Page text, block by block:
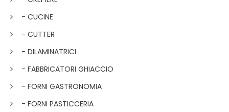
- CUCINE
- CUTTER
- DILAMINATRICI
- FABBRICATORI GHIACCIO
- FORNI GASTRONOMIA
- FORNI PASTICCERIA